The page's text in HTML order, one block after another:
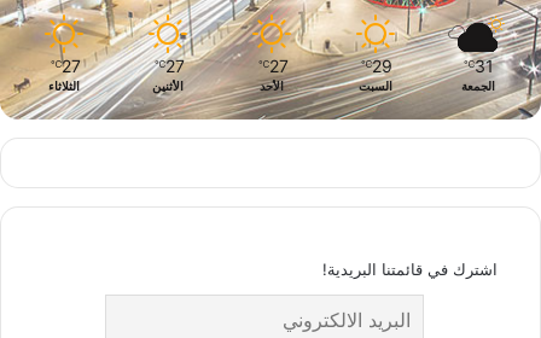
31
℃
الجمعة
29
℃
السبت
27
℃
الأحد
27
℃
الأثنين
27
℃
الثلاثاء
اشترك في قائمتنا البريدية!